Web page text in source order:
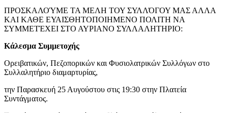
ΠΡΟΣΚΑΛΟΎΜΕ ΤΑ ΜΕΛΗ ΤΟΥ ΣΥΛΛΌΓΟΥ ΜΑΣ ΑΛΛΑ
ΚΑΙ ΚΑΘΕ ΕΥΑΙΣΘΗΤΟΠΟΙΗΜΕΝΟ ΠΟΛΙΤΗ ΝΑ
ΣΥΜΜΕΤΈΧΕΙ ΣΤΟ ΑΥΡΙΑΝΟ ΣΥΛΛΑΛΗΤΗΡΙΟ:
Κάλεσμα Συμμετοχής
Ορειβατικών, Πεζοπορικών και Φυσιολατρικών Συλλόγων στο
Συλλαλητήριο διαμαρτυρίας,
την Παρασκευή 25 Αυγούστου στις 19:30 στην Πλατεία
Συντάγματος.